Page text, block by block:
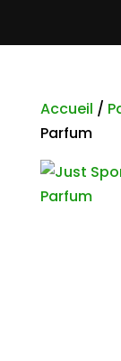
Accueil /
Parfum